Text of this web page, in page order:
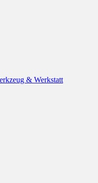
& Werkstatt